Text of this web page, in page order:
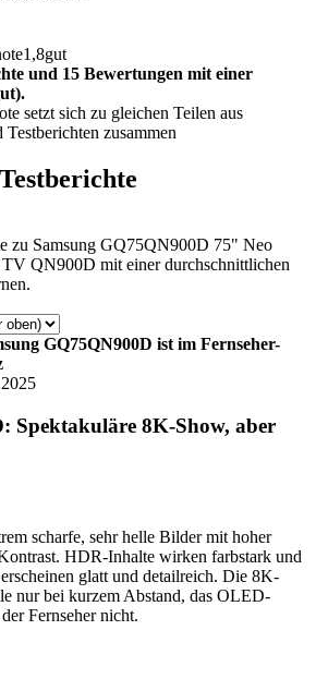
1,8gut
und 15 Bewertungen mit einer
setzt sich zu gleichen Teilen aus
zusammen
zu Samsung GQ75QN900D 75" Neo
QN900D mit einer durchschnittlichen
GQ75QN900D ist im Fernseher-
Spektakuläre 8K-Show, aber
scharfe, sehr helle Bilder mit hoher
HDR-Inhalte wirken farbstark und
glatt und detailreich. Die 8K-
nur bei kurzem Abstand, das OLED-
Fernseher nicht.